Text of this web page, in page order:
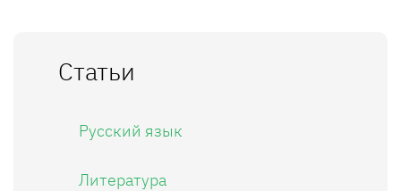
Статьи
Русский язык
Литература